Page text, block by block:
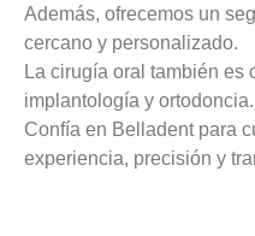
Además, ofrecemos un
cercano y personalizado.
La cirugía oral también es
implantología y ortodoncia.
Confía en Belladent para
experiencia, precisión y